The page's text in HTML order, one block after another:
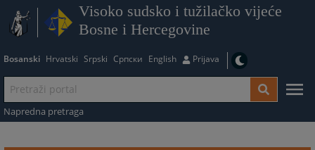
Visoko sudsko i tužilačko vijeće
Bosne i Hercegovine
Bosanski Hrvatski Srpski Српски English Prijava
Napredna pretraga